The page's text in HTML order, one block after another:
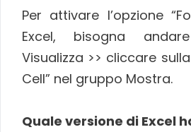
Per attivare l’opzione
Excel, bisogna
Visualizza >> cliccare
Cell” nel gruppo Mostra.
Quale versione di Excel